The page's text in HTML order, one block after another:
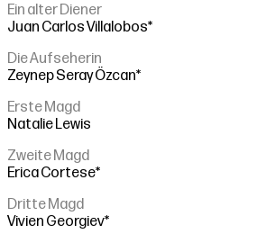
Ein alter Diener
Juan Carlos Villalobos*
Die Aufseherin
Zeynep Seray Özcan*
Erste Magd
Natalie Lewis
Zweite Magd
Erica Cortese*
Dritte Magd
Vivien Georgiev*